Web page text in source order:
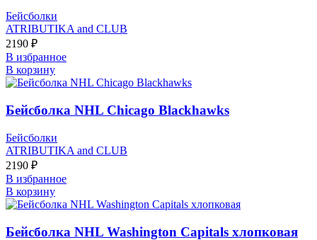
Бейсболки
ATRIBUTIKA and CLUB
2190 ₽
В избранное
В корзину
Бейсболка NHL Chicago Blackhawks
Бейсболки
ATRIBUTIKA and CLUB
2190 ₽
В избранное
В корзину
Бейсболка NHL Washington Capitals хлопковая